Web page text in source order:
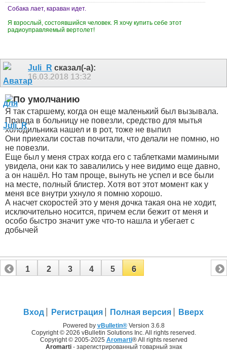
Собака лает, караван идет.
Я взрослый, состоявшийся человек. Я хочу купить себе этот
радиоуправляемый вертолет!
Juli_R сказал(-а):
16.03.2018 13:32
Я так старшему, когда он еще маленький был вызывала.
Правда в больницу не повезли, средство для мытья
холодильника нашел и в рот, тоже не выпил
Они приехали состав почитали, что делали не помню, но
не повезли.
Еще был у меня страх когда его с таблетками мамиными
увидела, они как то завалились у нее видимо еще давно,
а он нашёл. Но там проще, вынуть не успел и все были
на месте, полный блистер. Хотя вот этот момент как у
меня все внутри ухнуло я помню хорошо.
А насчет скоростей это у меня дочка такая она не ходит,
исключительно носится, причем если бежит от меня и
особо быстро значит уже что-то нашла и убегает с
добычей
1 2 3 4 5 6
Вход Регистрация Полная версия Вверх
Powered by vBulletin®Version 3.6.8
Copyright © 2026 vBulletin Solutions Inc. All rights reserved.
Copyright © 2005-2025 Aromarti® All rights reserved
Aromarti- зарегистрированный товарный знак